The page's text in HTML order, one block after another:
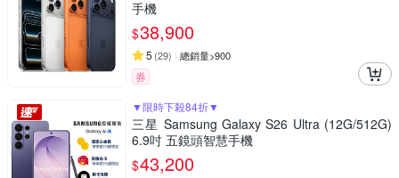
手機
$38,900
5 (29) 總銷量>900
券
▼限時下殺84折▼
三星 Samsung Galaxy S26 Ultra (12G/512G)
6.9吋 五鏡頭智慧手機
$43,200